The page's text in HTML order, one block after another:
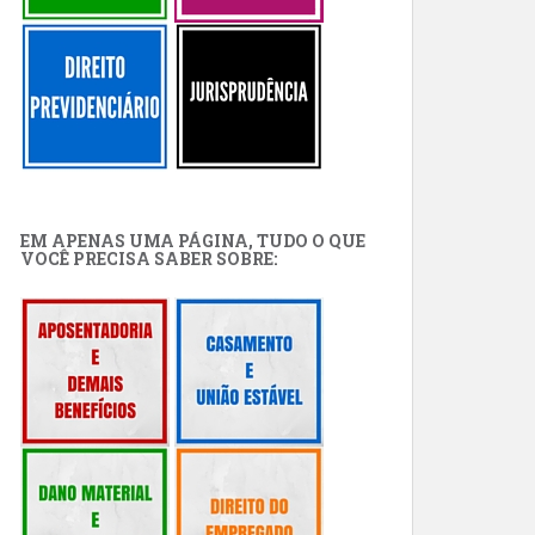
EM APENAS UMA PÁGINA, TUDO O QUE
VOCÊ PRECISA SABER SOBRE: